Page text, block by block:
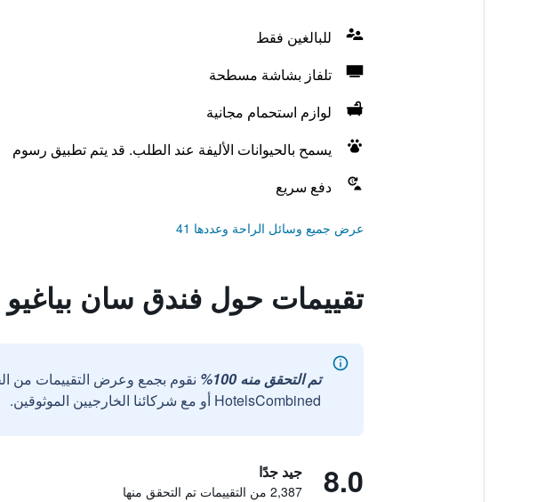
للبالغين فقط
تلفاز بشاشة مسطحة
لوازم استحمام مجانية
يسمح بالحيوانات الأليفة عند الطلب. قد يتم تطبيق رسوم
دفع سريع
عرض جميع وسائل الراحة وعددها 41
تقييمات حول فندق سان بياغيو
تم التحقق منه 100%
نقوم بجمع وعرض التقييمات من
HotelsCombined أو مع شركائنا الخارجيين الموثوقين.
8.0 جيد جدًا
2,387 من التقييمات تم التحقق منها